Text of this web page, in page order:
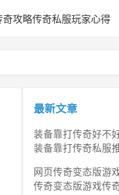
奇攻略传奇私服玩家心得
最新文章
装备靠打传奇好不
装备靠打传奇私服
网页传奇变态版游
传奇变态版游戏传